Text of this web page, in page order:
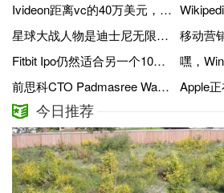
Ivideon距离vc的40万美元，以乘坐视频流服务全球
星球大战人物是迪士尼无限3.0的史诗结局
Fitbit Ipo仍然适合另一个10％的交易
前思科CTO Padmasree Warrior使用Haiku和绘画来在工作中找到平衡
今日推荐